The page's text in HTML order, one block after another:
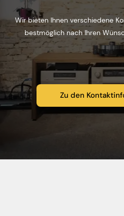
Wir bieten Ihnen verschiedene
bestmöglich nach Ihren
Zu den